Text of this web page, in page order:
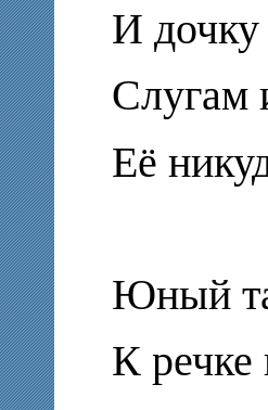
И дочку
Слугам
Её
Юный
К речке